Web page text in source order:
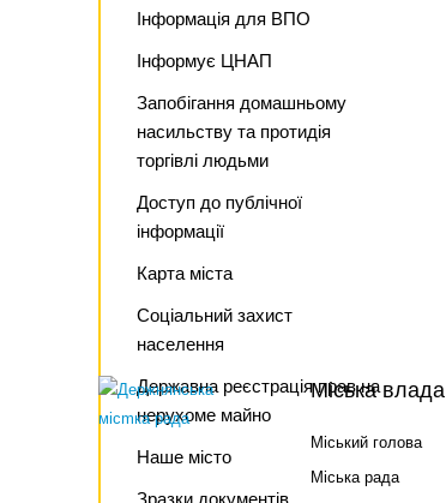
Інформація для ВПО
Інформує ЦНАП
Запобігання домашньому
насильству та протидія
торгівлі людьми
Доступ до публічної
інформації
Карта міста
Соціальний захист
населення
Державна реєстрація прав на
нерухоме майно
Наше місто
Зразки документів
Міська влада
Міський голова
Міська рада